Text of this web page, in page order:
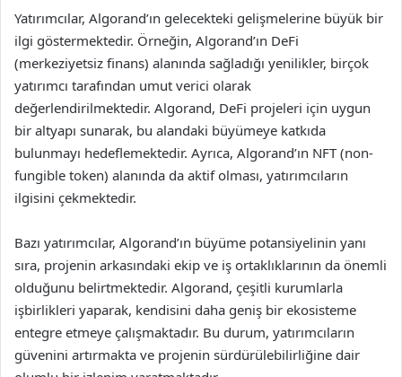
Yatırımcılar, Algorand’ın gelecekteki gelişmelerine büyük bir
ilgi göstermektedir. Örneğin, Algorand’ın DeFi
(merkeziyetsiz finans) alanında sağladığı yenilikler, birçok
yatırımcı tarafından umut verici olarak
değerlendirilmektedir. Algorand, DeFi projeleri için uygun
bir altyapı sunarak, bu alandaki büyümeye katkıda
bulunmayı hedeflemektedir. Ayrıca, Algorand’ın NFT (non-
fungible token) alanında da aktif olması, yatırımcıların
ilgisini çekmektedir.
Bazı yatırımcılar, Algorand’ın büyüme potansiyelinin yanı
sıra, projenin arkasındaki ekip ve iş ortaklıklarının da önemli
olduğunu belirtmektedir. Algorand, çeşitli kurumlarla
işbirlikleri yaparak, kendisini daha geniş bir ekosisteme
entegre etmeye çalışmaktadır. Bu durum, yatırımcıların
güvenini artırmakta ve projenin sürdürülebilirliğine dair